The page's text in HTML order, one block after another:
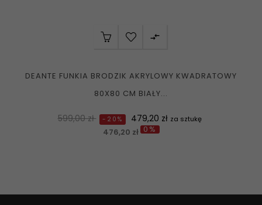

DEANTE FUNKIA BRODZIK AKRYLOWY KWADRATOWY
80X80 CM BIAŁY...
Normalna
599,00 zł -20% Cena
479,20 zł za sztukę
476,20 zł 0%